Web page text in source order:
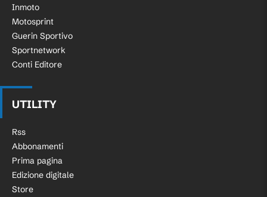
Inmoto
Motosprint
Guerin Sportivo
Sportnetwork
Conti Editore
UTILITY
Rss
Abbonamenti
Prima pagina
Edizione digitale
Store